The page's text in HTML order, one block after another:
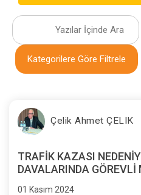
Kategorilere Göre Filtrele
Çelik Ahmet ÇELIK
TRAFİK KAZASI
DAVALARINDA GÖREVLİ
01 Kasım 2024